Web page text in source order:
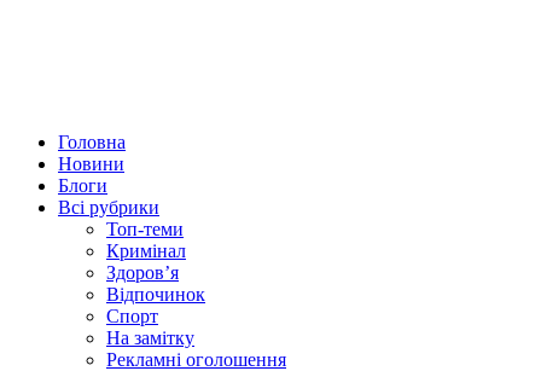
Головна
Новини
Блоги
Всі рубрики
Топ-теми
Кримінал
Здоров’я
Відпочинок
Спорт
На замітку
Рекламні оголошення